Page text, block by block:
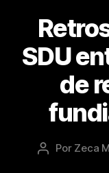
SDU
de
Por Zeca